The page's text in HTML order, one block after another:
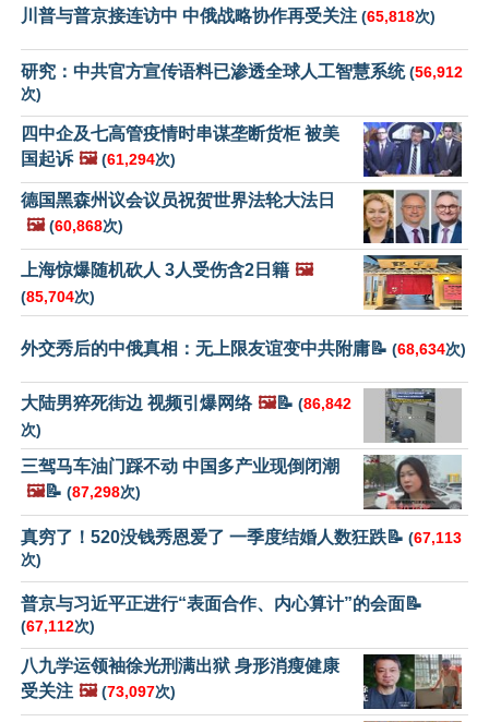
川普与普京接连访中 中俄战略协作再受关注 (65,818次)
研究：中共官方宣传语料已渗透全球人工智慧系统(56,912
次)
四中企及七高管疫情时串谋垄断货柜 被美
国起诉 🖼️ (61,294次)
德国黑森州议会议员祝贺世界法轮大法日
🖼️ (60,868次)
上海惊爆随机砍人 3人受伤含2日籍 🖼️
(85,704次)
外交秀后的中俄真相：无上限友谊变中共附庸📝 (68,634次)
大陆男猝死街边 视频引爆网络 🖼️📝 (86,842
次)
三驾马车油门踩不动 中国多产业现倒闭潮
🖼️📝 (87,298次)
真穷了！520没钱秀恩爱了 一季度结婚人数狂跌📝 (67,113
次)
普京与习近平正进行“表面合作、内心算计”的会面📝
(67,112次)
八九学运领袖徐光刑满出狱 身形消瘦健康
受关注 🖼️ (73,097次)